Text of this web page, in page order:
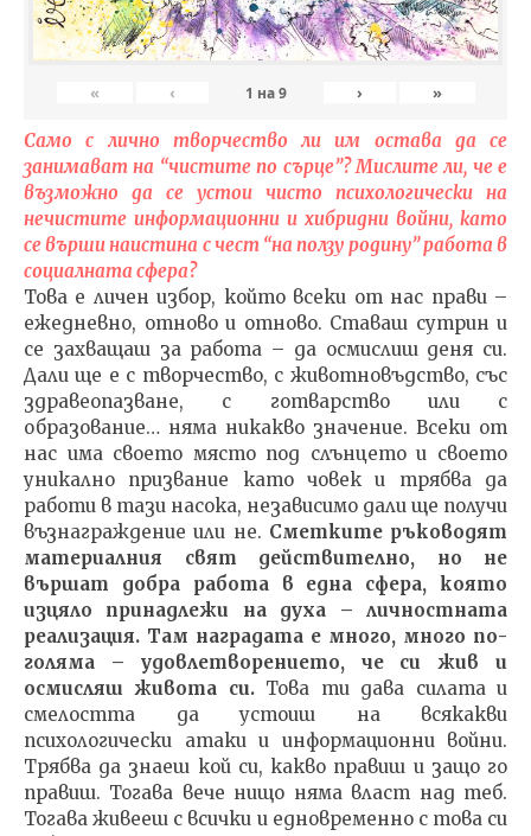
« ‹ 1 на9 › »
Само с лично творчество ли им остава да се
занимават на “чистите по сърце”? Мислите ли, че е
възможно да се устои чисто психологически на
нечистите информационни и хибридни войни, като
се върши наистина с чест “на ползу родину” работа в
социалната сфера?
Това е личен избор, който всеки от нас прави –
ежедневно, отново и отново. Ставаш сутрин и
се захващаш за работа – да осмислиш деня си.
Дали ще е с творчество, с животновъдство, със
здравеопазване, с готварство или с
образование… няма никакво значение. Всеки от
нас има своето място под слънцето и своето
уникално призвание като човек и трябва да
работи в тази насока, независимо дали ще получи
възнаграждение или не. Сметките ръководят
материалния свят действително, но не
вършат добра работа в една сфера, която
изцяло принадлежи на духа – личностната
реализация. Там наградата е много, много по-
голяма – удовлетворението, че си жив и
осмисляш живота си.Това ти дава силата и
смелостта да устоиш на всякакви
психологически атаки и информационни войни.
Трябва да знаеш кой си, какво правиш и защо го
правиш. Тогава вече нищо няма власт над теб.
Тогава живееш с всички и едновременно с това си